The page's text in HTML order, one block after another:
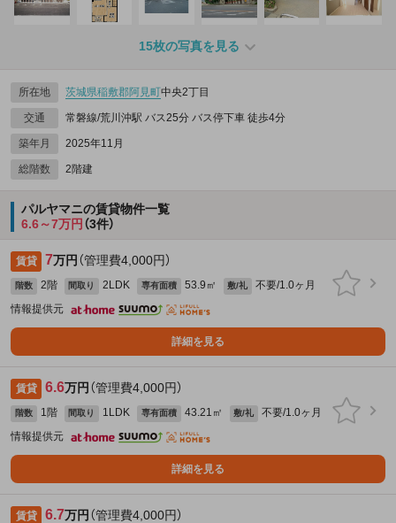
15枚の写真を見る
所在地 茨城県稲敷郡阿見町中央2丁目
交通 常磐線/荒川沖駅 バス25分 バス停下車 徒歩4分
築年月 2025年11月
総階数 2階建
パルヤマニの賃貸物件一覧
6.6～7万円 （3件）
賃貸 7万円 （管理費4,000円）
階数 2階 間取り 2LDK 専有面積 53.9㎡ 敷/礼
不要/1.0ヶ月
情報提供元
詳細を見る
賃貸 6.6万円 （管理費4,000円）
階数 1階 間取り 1LDK 専有面積 43.21㎡ 敷/礼
不要/1.0ヶ月
情報提供元
詳細を見る
賃貸 6.7万円 （管理費4,000円）